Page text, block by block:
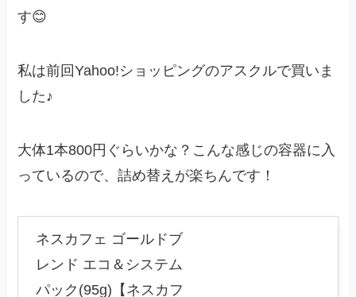
す😊
私は前回Yahoo!ショッピングのアスクルで買いま
した♪
大体1本800円ぐらいかな？こんな感じの容器に入
っているので、詰め替えが楽ちんです！
ネスカフェ ゴールドブ
レンド エコ＆システム
パック(95g)【ネスカフ